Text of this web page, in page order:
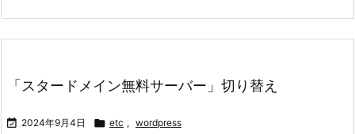
「スタードメイン無料サーバー」切り替え
 2024年9月4日  etc , wordpress